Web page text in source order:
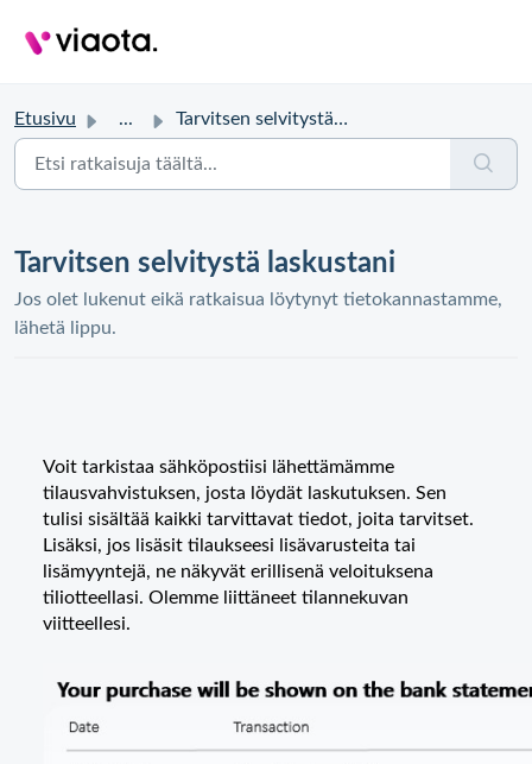
Etusivu ... Tarvitsen selvitystä laskustani
Tarvitsen selvitystä laskustani
Jos olet lukenut eikä ratkaisua löytynyt tietokannastamme,
lähetä lippu.
Voit tarkistaa sähköpostiisi lähettämämme
tilausvahvistuksen, josta löydät laskutuksen. Sen
tulisi sisältää kaikki tarvittavat tiedot, joita tarvitset.
Lisäksi, jos lisäsit tilaukseesi lisävarusteita tai
lisämyyntejä, ne näkyvät erillisenä veloituksena
tiliotteellasi. Olemme liittäneet tilannekuvan
viitteellesi.